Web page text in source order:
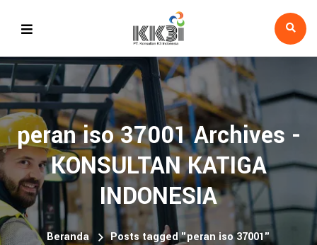
peran iso 37001 Archives -
KONSULTAN KATIGA
INDONESIA
Beranda Posts tagged "peran iso 37001"